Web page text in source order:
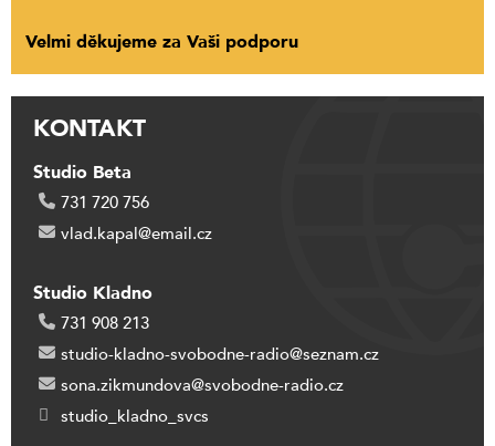
Velmi děkujeme za Vaši podporu
KONTAKT
Studio Beta
731 720 756
vlad.kapal@email.cz
Studio Kladno
731 908 213
studio-kladno-svobodne-radio@seznam.cz
sona.zikmundova@svobodne-radio.cz
studio_kladno_svcs